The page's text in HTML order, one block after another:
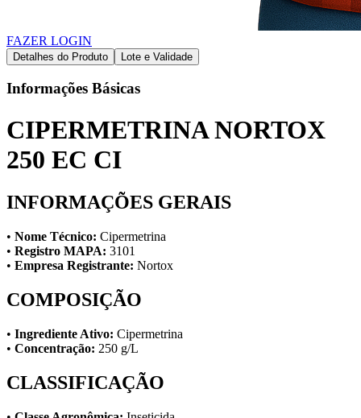
FAZER LOGIN
Detalhes do Produto Lote e Validade
Informações Básicas
CIPERMETRINA NORTOX
250 EC CI
INFORMAÇÕES GERAIS
• Nome Técnico: Cipermetrina
• Registro MAPA: 3101
• Empresa Registrante: Nortox
COMPOSIÇÃO
• Ingrediente Ativo: Cipermetrina
• Concentração: 250 g/L
CLASSIFICAÇÃO